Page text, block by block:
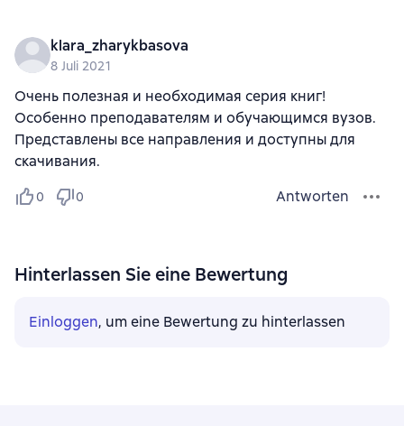
Анна Геннадьевна Меньшикова
Андрей Владимирович Куликов
Елизавета Борисовна Козаченко
Татьяна Юрьевна Строгонова
Алексей Петрович Жеребцов
Юлия Викторовна Радостева
Елена Владимировна Щелконогова
Евгений Афанасьевич Доля
Сергей Михайлович Елисеев Н. С. Новикова
klara_zharykbasova
8 Juli 2021
Очень полезная и необходимая серия книг!
Особенно преподавателям и обучающимся вузов.
Представлены все направления и доступны для
скачивания.
0 0 Antworten
Hinterlassen Sie eine Bewertung
Einloggen, um eine Bewertung zu hinterlassen